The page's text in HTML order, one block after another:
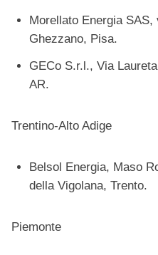
Morellato Energia
Ghezzano, Pisa.
GECo S.r.l., Via
AR.
Trentino-Alto Adige
Belsol Energia, Maso
della Vigolana, Trento.
Piemonte